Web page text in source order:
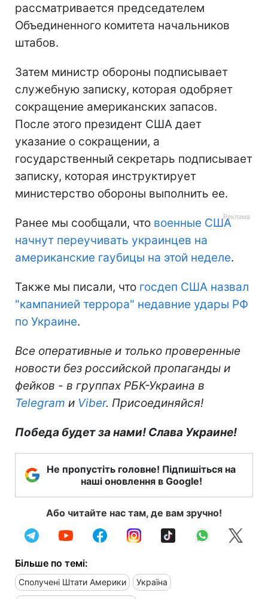
рассматривается председателем
Объединенного комитета начальников
штабов.
Затем министр обороны подписывает
служебную записку, которая одобряет
сокращение американских запасов.
После этого президент США дает
указание о сокращении, а
государственный секретарь подписывает
записку, которая инструктирует
министерство обороны выполнить ее.
Ранее мы сообщали, что военные США
начнут переучивать украинцев на
американские гаубицы на этой неделе.
Также мы писали, что госдеп США назвал
"кампанией террора" недавние удары РФ
по Украине.
Все оперативные и только проверенные
новости без российской пропаганды и
фейков - в группах РБК-Украина в
Telegram и Viber. Присоединяйся!
Победа будет за нами! Слава Украине!
Не пропустіть головне! Підпишіться на
наші оновлення в Google!
Або читайте нас там, де вам зручно!
Більше по темі:
Сполучені Штати Америки Україна